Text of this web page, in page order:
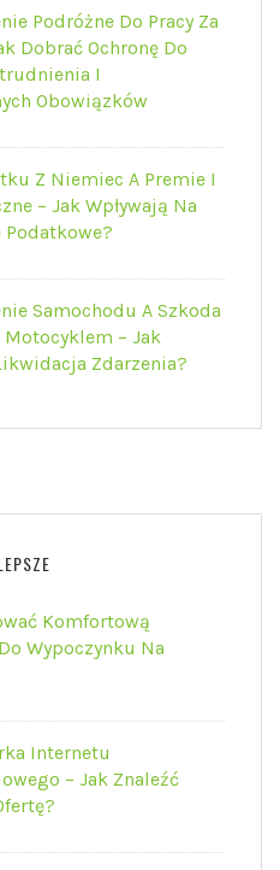
Podróżne Do Pracy Za
Dobrać Ochronę Do
I
Obowiązków
Z Niemiec A Premie I
– Jak Wpływają Na
Podatkowe?
Samochodu A Szkoda
– Jak
Zdarzenia?
Komfortową
Wypoczynku Na
Internetu
– Jak Znaleźć